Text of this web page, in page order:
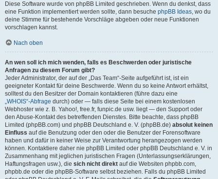
Diese Software wurde von phpBB Limited geschrieben. Wenn du denkst, dass
eine Funktion implementiert werden sollte, dann besuche phpBB Ideas, wo du
deine Stimme für bestehende Vorschläge abgeben oder neue Funktionen
vorschlagen kannst.
Nach oben
An wen soll ich mich wenden, falls es Beschwerden oder juristische
Anfragen zu diesem Forum gibt?
Jeder Administrator, der auf der „Das Team“-Seite aufgeführt ist, ist ein
geeigneter Kontakt für deine Beschwerde. Wenn du so keine Antwort erhältst,
solltest du den Besitzer der Domain kontaktieren (führe dazu eine
„WHOIS“-Abfrage durch) oder — falls diese Seite bei einem kostenlosen
Webhoster wie z. B. Yahoo!, free.fr, funpic.de usw. liegt — den Support oder
den Abuse-Kontakt des betreffenden Dienstes. Bitte beachte, dass phpBB
Limited (phpBB.com) und phpBB Deutschland e. V. (phpBB.de) absolut keinen
Einfluss auf die Benutzung oder den oder die Benutzer der Forensoftware
haben und dafür in keiner Weise zur Verantwortung herangezogen werden
können. Kontaktiere daher nie phpBB Limited oder phpBB Deutschland e. V. in
Zusammenhang mit jeglichen juristischen Fragen (Unterlassungserklärungen,
Haftungsfragen usw.), die sich nicht direkt auf die Websiten phpbb.com,
phpbb.de oder die phpBB-Software selbst beziehen. Falls du phpBB Limited